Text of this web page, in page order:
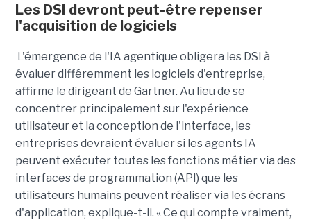
Les DSI devront peut-être repenser
l'acquisition de logiciels
L'émergence de l'IA agentique obligera les DSI à
évaluer différemment les logiciels d'entreprise,
affirme le dirigeant de Gartner. Au lieu de se
concentrer principalement sur l'expérience
utilisateur et la conception de l'interface, les
entreprises devraient évaluer si les agents IA
peuvent exécuter toutes les fonctions métier via des
interfaces de programmation (API) que les
utilisateurs humains peuvent réaliser via les écrans
d'application, explique-t-il. « Ce qui compte vraiment,